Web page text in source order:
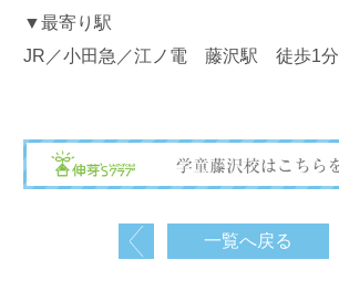
▼最寄り駅
JR／小田急／江ノ電 藤沢駅 徒歩1分
一覧へ戻る